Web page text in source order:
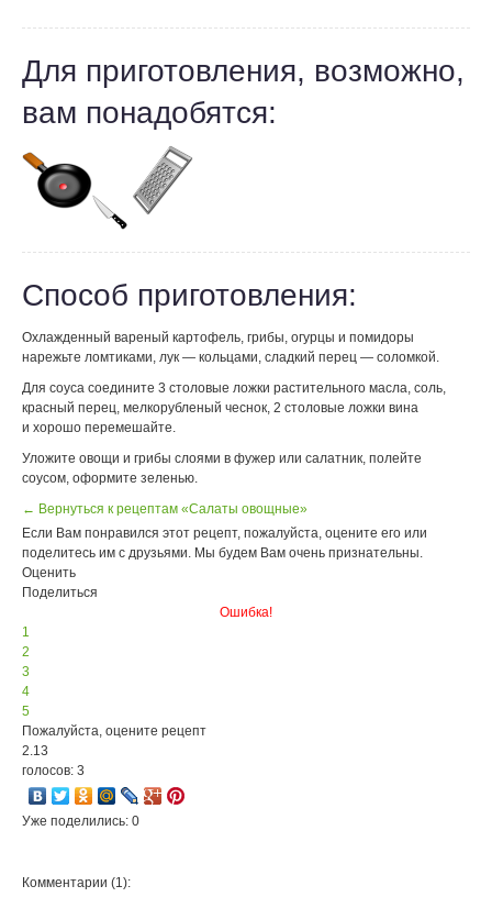
Для приготовления, возможно,
вам понадобятся:
Способ приготовления:
Охлажденный вареный картофель, грибы, огурцы и помидоры
нарежьте ломтиками, лук — кольцами, сладкий перец — соломкой.
Для соуса соедините 3 столовые ложки растительного масла, соль,
красный перец, мелкорубленый чеснок, 2 столовые ложки вина
и хорошо перемешайте.
Уложите овощи и грибы слоями в фужер или салатник, полейте
соусом, оформите зеленью.
← Вернуться к рецептам «Салаты овощные»
Если Вам понравился этот рецепт, пожалуйста, оцените его или
поделитесь им с друзьями. Мы будем Вам очень признательны.
Оценить
Поделиться
Ошибка!
1
2
3
4
5
Пожалуйста, оцените рецепт
2.13
голосов: 3
Уже поделились: 0
Комментарии (1):